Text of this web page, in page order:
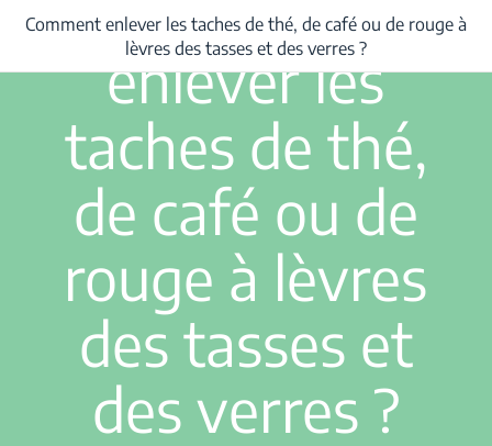
Comment enlever les taches de thé, de café ou de rouge à lèvres des tasses
enlever les
taches de thé,
de café ou de
rouge à lèvres
des tasses et
des verres ?
Comment enlever les taches de thé, de café ou de rouge à
lèvres des tasses et des verres ?